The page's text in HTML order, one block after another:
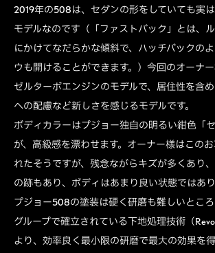
2019年の508は、セダンの形をしていても実
モデルなのです（「ファストバック」とは、
にかけてなだらかな傾斜で、ハッチバックの
ウも開けることができます。）今回のオーナ
ゼルターボエンジンのモデルで、居住性を含
への配慮など新しさを感じるモデルです。
ボディカラーはプジョー独自の明るい紺色「セ
が、高級感を漂わせます。オーナー様はこの
れたそうですが、残念ながらキズが多くあり
の跡もあり、ボディはあまり良い状態ではあり
プジョー508の塗装は硬く研磨も難しいとこ
グループで確立されている下地処理技術（
より、効率良く最小限の研磨で最大の効果を